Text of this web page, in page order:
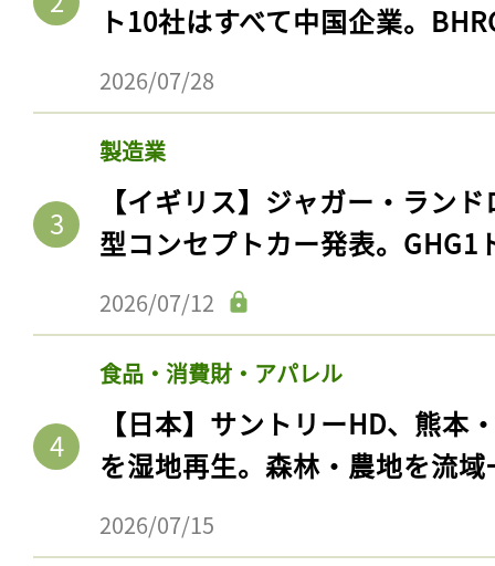
ト10社はすべて中国企業。
2026/07/28
製造業
【イギリス】ジャガー・ラン
型コンセプトカー発表。GHG1
2026/07/12
食品・消費財・アパレル
【日本】サントリーHD、熊本
を湿地再生。森林・農地を流
2026/07/15